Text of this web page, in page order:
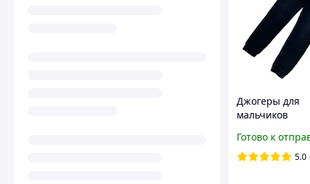
Джогеры для
мальчиков
Seagull, арт.
134-164 см
Готово к
5.0